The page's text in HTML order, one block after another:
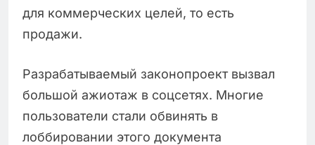
для коммерческих целей, то есть
продажи.
Разрабатываемый законопроект вызвал
большой ажиотаж в соцсетях. Многие
пользователи стали обвинять в
лоббировании этого документа